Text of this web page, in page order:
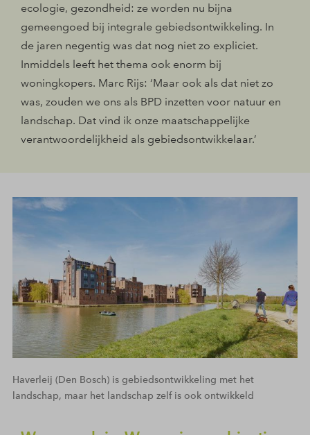
ecologie, gezondheid: ze worden nu bijna
gemeengoed bij integrale gebiedsontwikkeling. In
de jaren negentig was dat nog niet zo expliciet.
Inmiddels leeft het thema ook enorm bij
woningkopers. Marc Rijs: ‘Maar ook als dat niet zo
was, zouden we ons als BPD inzetten voor natuur en
landschap. Dat vind ik onze maatschappelijke
verantwoordelijkheid als gebiedsontwikkelaar.’
Haverleij (Den Bosch) is gebiedsontwikkeling met het
landschap, maar het landschap zelf is ook ontwikkeld